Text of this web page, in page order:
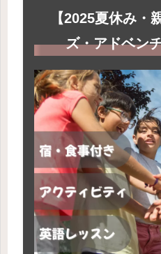
【2025夏休み・
ズ・アドベン